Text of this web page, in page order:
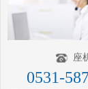
座
0531-